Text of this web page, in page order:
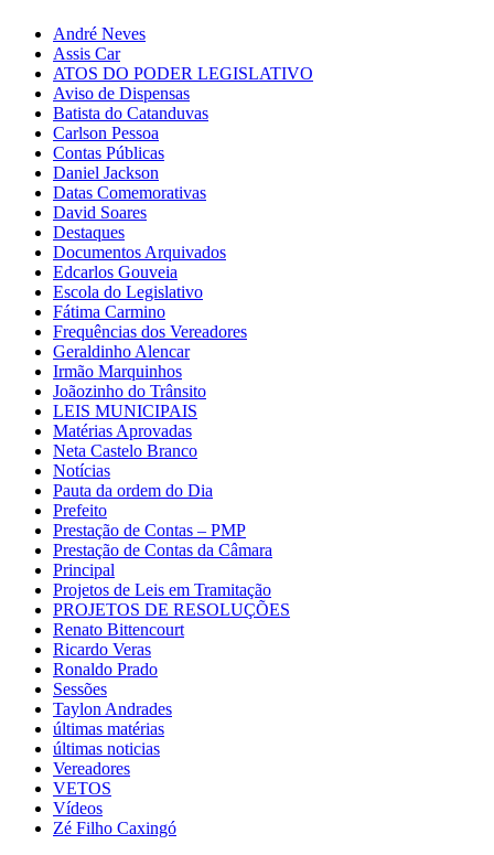
André Neves
Assis Car
ATOS DO PODER LEGISLATIVO
Aviso de Dispensas
Batista do Catanduvas
Carlson Pessoa
Contas Públicas
Daniel Jackson
Datas Comemorativas
David Soares
Destaques
Documentos Arquivados
Edcarlos Gouveia
Escola do Legislativo
Fátima Carmino
Frequências dos Vereadores
Geraldinho Alencar
Irmão Marquinhos
Joãozinho do Trânsito
LEIS MUNICIPAIS
Matérias Aprovadas
Neta Castelo Branco
Notícias
Pauta da ordem do Dia
Prefeito
Prestação de Contas – PMP
Prestação de Contas da Câmara
Principal
Projetos de Leis em Tramitação
PROJETOS DE RESOLUÇÕES
Renato Bittencourt
Ricardo Veras
Ronaldo Prado
Sessões
Taylon Andrades
últimas matérias
últimas noticias
Vereadores
VETOS
Vídeos
Zé Filho Caxingó